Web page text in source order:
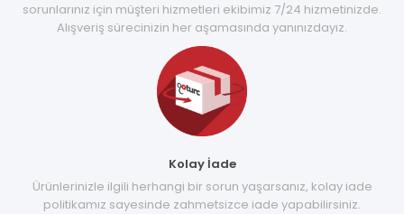
sorunlarınız için müşteri hizmetleri ekibimiz 7/24 hizmetinizde.
Alışveriş sürecinizin her aşamasında yanınızdayız.
Kolay İade
Ürünlerinizle ilgili herhangi bir sorun yaşarsanız, kolay iade
politikamız sayesinde zahmetsizce iade yapabilirsiniz.